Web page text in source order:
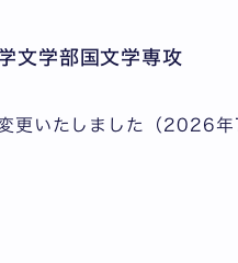
文学部国文学専攻
更いたしました（2026年